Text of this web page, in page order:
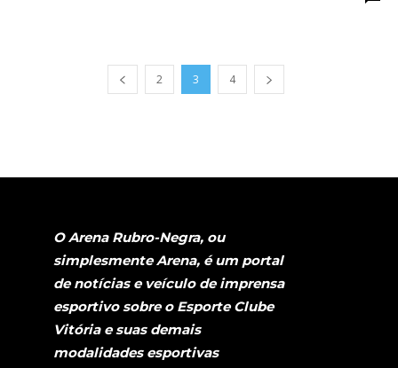
2 3 4
O Arena Rubro-Negra, ou
simplesmente Arena, é um portal
de notícias e veículo de imprensa
esportivo sobre o Esporte Clube
Vitória e suas demais
modalidades esportivas